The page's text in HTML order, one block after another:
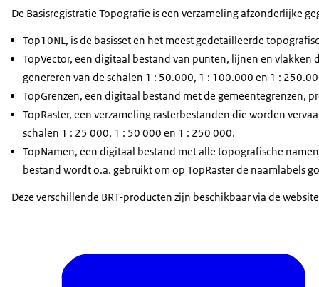
De Basisregistratie Topografie is een verzameling afzonderlijke
Top10NL, is de basisset en het meest gedetailleerde
TopVector, een digitaal bestand van punten, lijnen en vlakken
genereren van de schalen 1 : 50.000, 1 : 100.000 en 1 :
TopGrenzen, een digitaal bestand met de gemeentegrenzen,
TopRaster, een verzameling rasterbestanden die worden
schalen 1 : 25 000, 1 : 50 000 en 1 : 250 000.
TopNamen, een digitaal bestand met alle topografische
bestand wordt o.a. gebruikt om op TopRaster de naamlabels
Deze verschillende BRT-producten zijn beschikbaar via de